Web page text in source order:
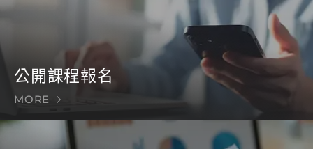
公開課程報名
MORE